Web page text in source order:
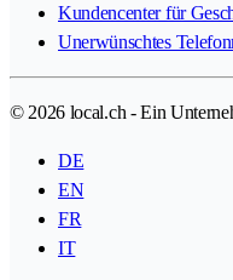
Kundencenter für
Unerwünschtes
© 2026 local.ch - Ein
DE
EN
FR
IT